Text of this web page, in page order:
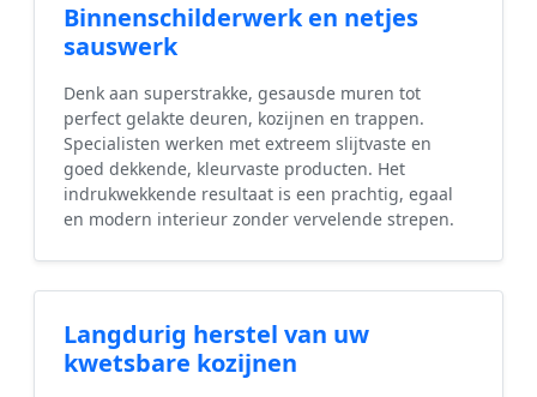
Binnenschilderwerk en netjes
sauswerk
Denk aan superstrakke, gesausde muren tot
perfect gelakte deuren, kozijnen en trappen.
Specialisten werken met extreem slijtvaste en
goed dekkende, kleurvaste producten. Het
indrukwekkende resultaat is een prachtig, egaal
en modern interieur zonder vervelende strepen.
Langdurig herstel van uw
kwetsbare kozijnen